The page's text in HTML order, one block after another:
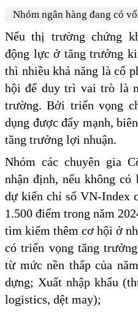
Nhóm ngân hàng đang có
Nếu thị trường chứng
động lực ở tăng trưởng
thì nhiều khả năng là cổ
hội để duy trì vai trò là
trường. Bởi triển vọng
dụng được đẩy mạnh,
tăng trưởng lợi nhuận.
Nhóm các chuyên gia
nhận định, nếu không
dự kiến chỉ số VN-Index
1.500 điểm trong năm
tìm kiếm thêm cơ hội ở
có triển vọng tăng
từ mức nền thấp của
dựng; Xuất nhập khẩu
logistics, dệt may);